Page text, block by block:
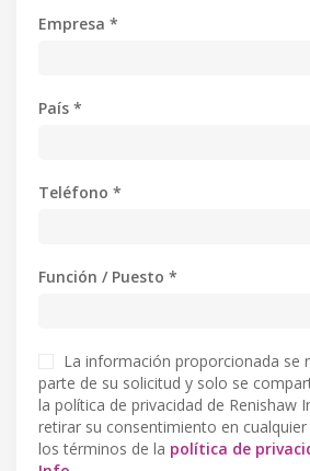
Empresa *
País *
Teléfono *
Función / Puesto *
La información proporcionada se
parte de su solicitud y solo se
la política de privacidad de Renishaw
retirar su consentimiento en
los términos de la política de